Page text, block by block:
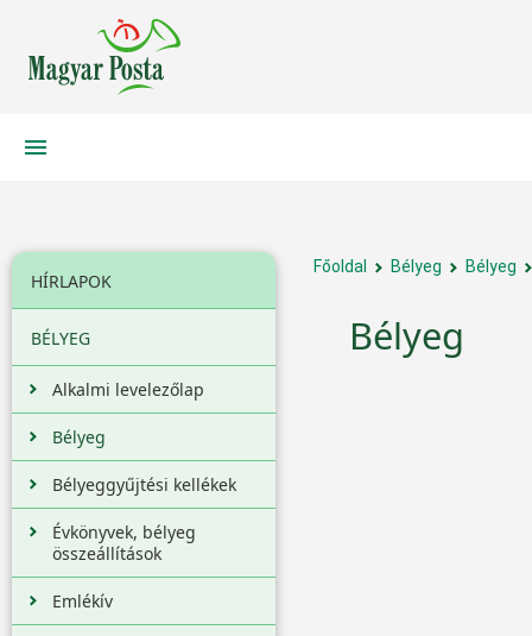
HÍRLAPOK
BÉLYEG
Alkalmi levelezőlap
Bélyeg
Bélyeggyűjtési kellékek
Évkönyvek, bélyeg
összeállítások
Emlékív
Főoldal Bélyeg Bélyeg
Bélyeg